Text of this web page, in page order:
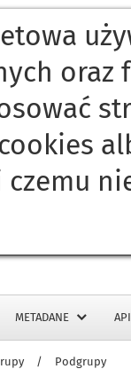
czemu
METADANE API
/ Podgrupy